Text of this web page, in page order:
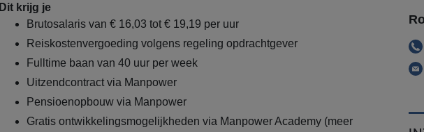
Dit krijg je
Brutosalaris van € 16,03 tot € 19,19 per uur
Reiskostenvergoeding volgens regeling opdrachtgever
Fulltime baan van 40 uur per week
Uitzendcontract via Manpower
Pensioenopbouw via Manpower
Gratis ontwikkelingsmogelijkheden via Manpower Academy (meer